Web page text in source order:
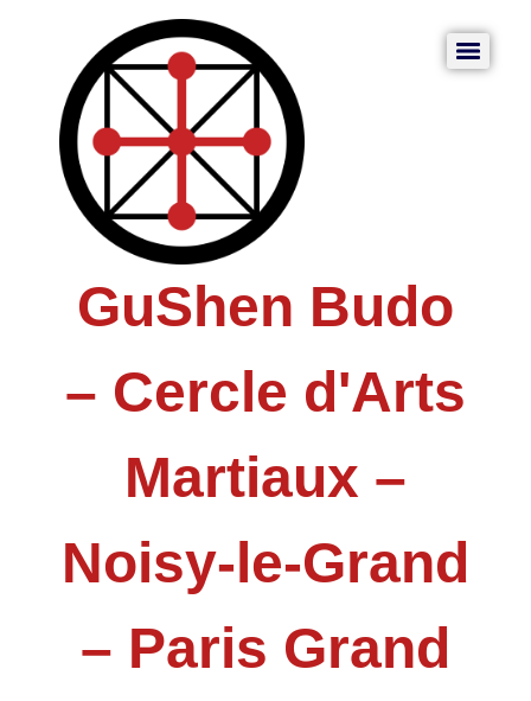
GuShen Budo
– Cercle d'Arts
Martiaux –
Noisy-le-Grand
– Paris Grand